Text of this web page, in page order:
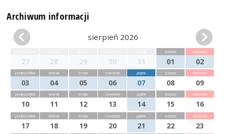
Archiwum informacji
sierpień 2026
27 28 29 30 31
sobota
01
niedziela
02
poniedziałek
03
wtorek
04
środa
05
czwartek
06
piątek
07
sobota
08
niedziela
09
poniedziałek
10
wtorek
11
środa
12
czwartek
13
piątek
14
sobota
15
niedziela
16
poniedziałek
17
wtorek
18
środa
19
czwartek
20
piątek
21
sobota
22
niedziela
23